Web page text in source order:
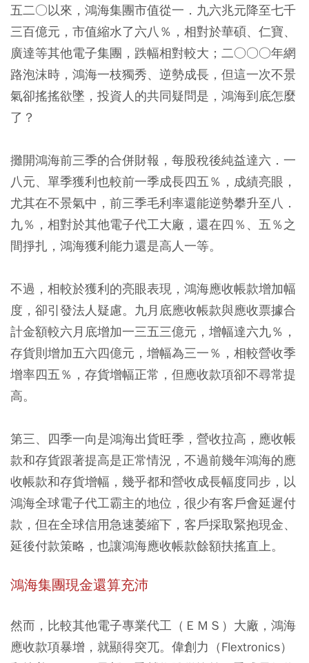
五二○以來，鴻海集團市值從一．九六兆元降至七千
三百億元，市值縮水了六八％，相對於華碩、仁寶、
廣達等其他電子集團，跌幅相對較大；二○○○年網
路泡沫時，鴻海一枝獨秀、逆勢成長，但這一次不景
氣卻搖搖欲墜，投資人的共同疑問是，鴻海到底怎麼
了？
攤開鴻海前三季的合併財報，每股稅後純益達六．一
八元、單季獲利也較前一季成長四五％，成績亮眼，
尤其在不景氣中，前三季毛利率還能逆勢攀升至八．
九％，相對於其他電子代工大廠，還在四％、五％之
間掙扎，鴻海獲利能力還是高人一等。
不過，相較於獲利的亮眼表現，鴻海應收帳款增加幅
度，卻引發法人疑慮。九月底應收帳款與應收票據合
計金額較六月底增加一三五三億元，增幅達六九％，
存貨則增加五六四億元，增幅為三一％，相較營收季
增率四五％，存貨增幅正常，但應收款項卻不尋常提
高。
第三、四季一向是鴻海出貨旺季，營收拉高，應收帳
款和存貨跟著提高是正常情況，不過前幾年鴻海的應
收帳款和存貨增幅，幾乎都和營收成長幅度同步，以
鴻海全球電子代工霸主的地位，很少有客戶會延遲付
款，但在全球信用急速萎縮下，客戶採取緊抱現金、
延後付款策略，也讓鴻海應收帳款餘額扶搖直上。
鴻海集團現金還算充沛
然而，比較其他電子專業代工（ＥＭＳ）大廠，鴻海
應收款項暴增，就顯得突兀。偉創力（Flextronics）